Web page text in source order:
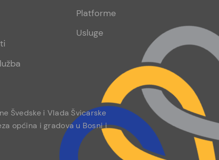
Platforme
Usluge
Švedske i Vlada Švicarske
općina i gradova u Bosni i